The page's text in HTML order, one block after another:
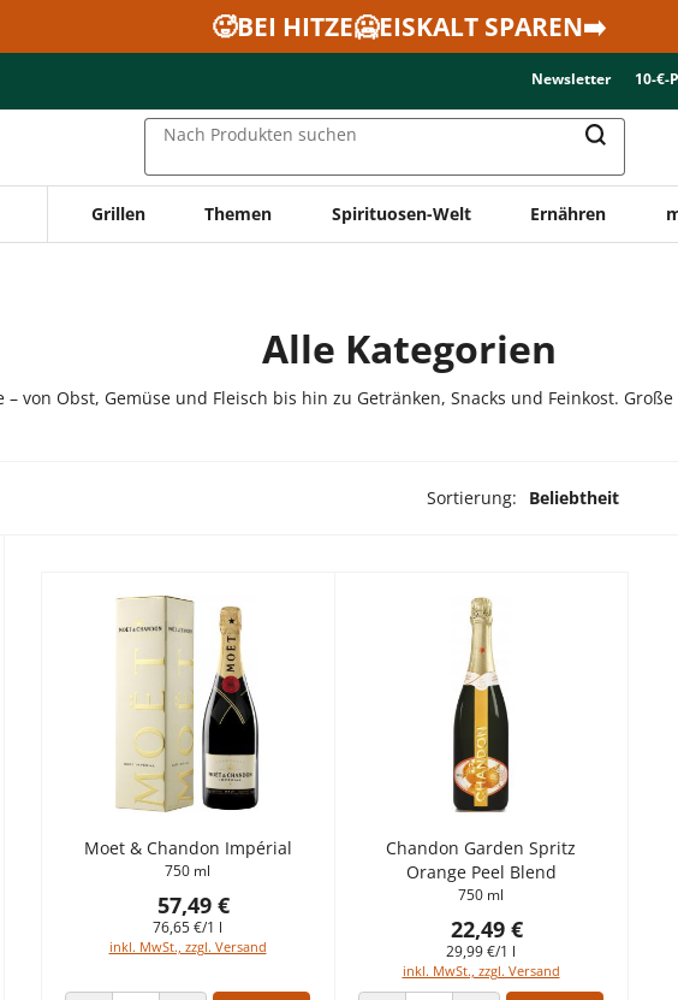
🥵BEI HITZE🥶EISKALT SPAREN➡️
Newsletter 10-€-
Nach Produkten suchen
Grillen Themen Spirituosen-Welt Ernähren
Alle Kategorien
von Obst, Gemüse und Fleisch bis hin zu Getränken, Snacks und Feinkost.
Sortierung: Beliebtheit
Moet & Chandon Impérial
750 ml
57,49 €
76,65 €/1 l
inkl. MwSt., zzgl. Versand
Chandon Garden Spritz
Orange Peel Blend
750 ml
22,49 €
29,99 €/1 l
inkl. MwSt., zzgl. Versand